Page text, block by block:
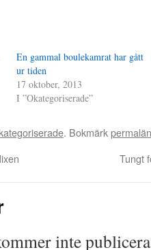
En gammal boulekamrat har gått
ur tiden
17 oktober, 2013
I ”Okategoriserade”
. Bokmärk
Tungt
inte